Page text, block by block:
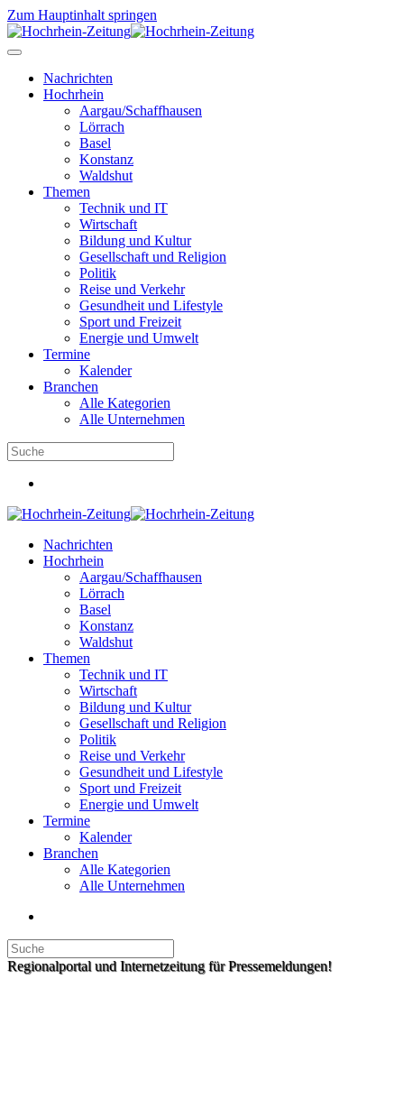
Zum Hauptinhalt springen
Nachrichten
Hochrhein
Aargau/Schaffhausen
Lörrach
Basel
Konstanz
Waldshut
Themen
Technik und IT
Wirtschaft
Bildung und Kultur
Gesellschaft und Religion
Politik
Reise und Verkehr
Gesundheit und Lifestyle
Sport und Freizeit
Energie und Umwelt
Termine
Kalender
Branchen
Alle Kategorien
Alle Unternehmen
Nachrichten
Hochrhein
Aargau/Schaffhausen
Lörrach
Basel
Konstanz
Waldshut
Themen
Technik und IT
Wirtschaft
Bildung und Kultur
Gesellschaft und Religion
Politik
Reise und Verkehr
Gesundheit und Lifestyle
Sport und Freizeit
Energie und Umwelt
Termine
Kalender
Branchen
Alle Kategorien
Alle Unternehmen
Regionalportal und Internetzeitung für Pressemeldungen!